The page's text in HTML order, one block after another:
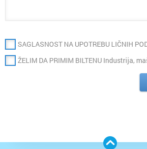
SAGLASNOST NA UPOTREBU LIČNIH
ŽELIM DA PRIMIM BILTENU Industrija,